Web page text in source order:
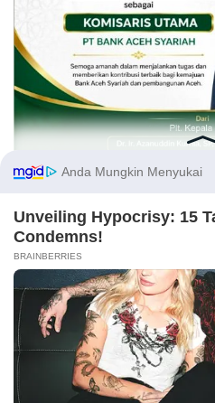
Opini
Kirimkan naskah melalui email Redaksi
identitas. Naskah yang tayang tidak
sepenuhnya menjadi tanggung jawab